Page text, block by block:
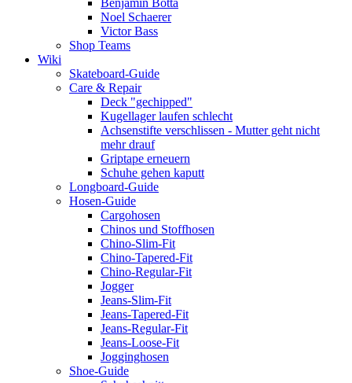
Noel Schaerer
Victor Bass
Shop Teams
Wiki
Skateboard-Guide
Care & Repair
Deck "gechipped"
Kugellager laufen schlecht
Achsenstifte verschlissen - Mutter geht nicht
mehr drauf
Griptape erneuern
Schuhe gehen kaputt
Longboard-Guide
Hosen-Guide
Cargohosen
Chinos und Stoffhosen
Chino-Slim-Fit
Chino-Tapered-Fit
Chino-Regular-Fit
Jogger
Jeans-Slim-Fit
Jeans-Tapered-Fit
Jeans-Regular-Fit
Jeans-Loose-Fit
Jogginghosen
Shoe-Guide